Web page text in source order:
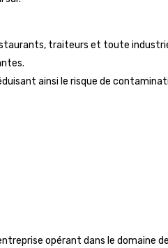
traiteurs et toute
ainsi le risque de
opérant dans le domaine